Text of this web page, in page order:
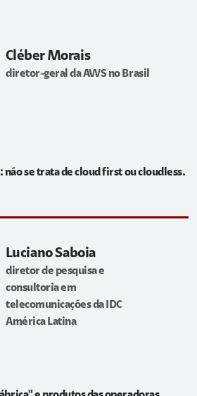
Cléber Morais
diretor-geral da AWS no Brasil
não se trata de cloud first ou cloudless.
Luciano Saboia
diretor de pesquisa e
consultoria em
telecomunicações da IDC
América Latina